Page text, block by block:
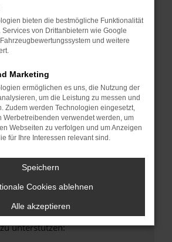
neu.
helfen, vorübergehende
auf dem neuesten Stand
birgt nicht nur ein
sondern kann auch dazu
bestimmte Funktionen nicht mehr
an den Webseitenbetreiber.
oben genannten Schritte versucht
uns bitte. Wir werden
Problem zu beheben. Du kannst
schicken, um uns bei der
unterstützen:
bieten die bestmögliche Funktionalität
Services von Drittanbietern wie Google
und weitere
Marketing
ermöglichen es uns, die Nutzung der
um die Leistung zu messen und
Zudem werden Technologien eingesetzt,
Werbetreibenden verwendet werden, um
Webseiten zu verfolgen und um Anzeigen
für Ihre Interessen relevant sind.
Speichern
Cookies ablehnen
Alle akzeptieren